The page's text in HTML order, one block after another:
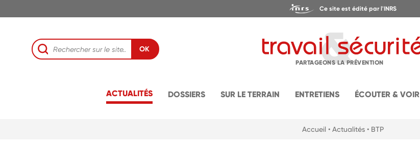
Ce site est édité par l'INRS
OK
PARTAGEONS LA PRÉVENTION
ACTUALITÉS DOSSIERS SUR LE TERRAIN ENTRETIENS ÉCOUTER & VOIR
Accueil • Actualités • BTP